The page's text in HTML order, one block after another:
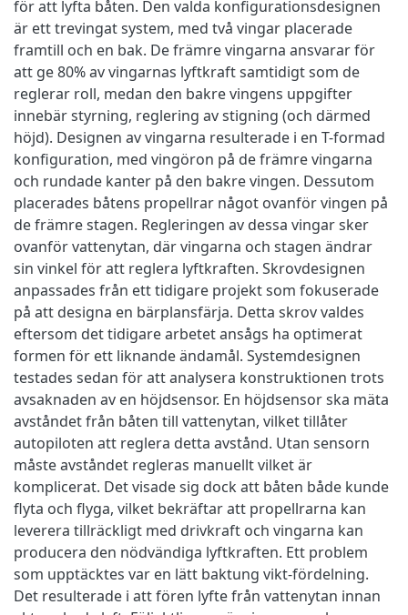
för att lyfta båten. Den valda konfigurationsdesignen
är ett trevingat system, med två vingar placerade
framtill och en bak. De främre vingarna ansvarar för
att ge 80% av vingarnas lyftkraft samtidigt som de
reglerar roll, medan den bakre vingens uppgifter
innebär styrning, reglering av stigning (och därmed
höjd). Designen av vingarna resulterade i en T-formad
konfiguration, med vingöron på de främre vingarna
och rundade kanter på den bakre vingen. Dessutom
placerades båtens propellrar något ovanför vingen på
de främre stagen. Regleringen av dessa vingar sker
ovanför vattenytan, där vingarna och stagen ändrar
sin vinkel för att reglera lyftkraften. Skrovdesignen
anpassades från ett tidigare projekt som fokuserade
på att designa en bärplansfärja. Detta skrov valdes
eftersom det tidigare arbetet ansågs ha optimerat
formen för ett liknande ändamål. Systemdesignen
testades sedan för att analysera konstruktionen trots
avsaknaden av en höjdsensor. En höjdsensor ska mäta
avståndet från båten till vattenytan, vilket tillåter
autopiloten att reglera detta avstånd. Utan sensorn
måste avståndet regleras manuellt vilket är
komplicerat. Det visade sig dock att båten både kunde
flyta och flyga, vilket bekräftar att propellrarna kan
leverera tillräckligt med drivkraft och vingarna kan
producera den nödvändiga lyftkraften. Ett problem
som upptäcktes var en lätt baktung vikt-fördelning.
Det resulterade i att fören lyfte från vattenytan innan